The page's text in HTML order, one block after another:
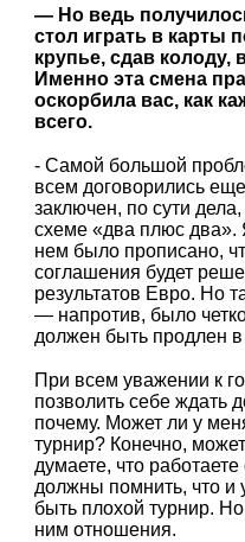
— Но ведь
стол играть в карты
крупье, сдав колоду,
Именно эта смена
оскорбила вас, как
всего.
- Самой большой
всем договорились
заключен, по сути
схеме «два плюс два».
нем было прописано,
соглашения будет
результатов Еврo. Но
— напротив, было
должен быть продлен в
При всем уважении к
позволить себе ждать
почему. Может ли у
турнир? Конечно,
думаете, что
должны помнить, что и
быть плохой турнир.
ним отношения.